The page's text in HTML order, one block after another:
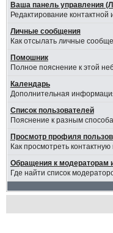
Ваша панель управления
Редактирование
Личные сообщения
Как отсылать личные
Помошник
Полное пояснение к этой
Календарь
Дополнительная
Список пользователей
Пояснение к разным
Просмотр профиля
Как просмотреть
Обращения к модераторам
Где найти список